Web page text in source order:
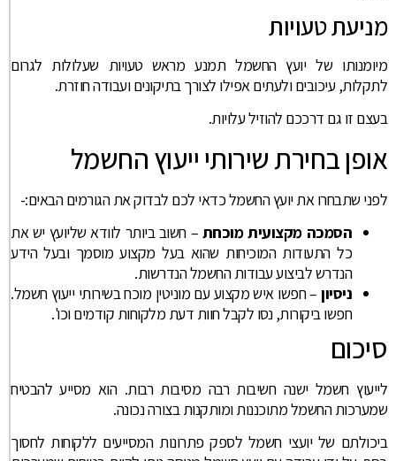
מניעת טעויות
מיומנותו של יועץ החשמל תמנע מראש טעויות שעלולות לגרום
לתקלות, עיכובים ולעתים אפילו לצורך בתיקונים ועבודה חוזרת.
בעצם זו גם דרככם להוזיל עלויות.
אופן בחירת שירותי ייעוץ החשמל
לפני שתבחרו את יועץ החשמל כדאי לכם לבדוק את הגורמים הבאים:-
הסמכה מקצועית מוכחת – חשוב ביותר לוודא שליועץ יש את
כל התעודות המוכיחות שהוא בעל מקצוע מוסמך ובעל הידע
הנדרש לביצוע עבודות החשמל הנדרשות.
ניסיון – חפשו איש מקצוע עם מוניטין מוכח בשירותי ייעוץ חשמל.
חפשו ביקורות, נסו לקבל חוות דעת מלקוחות קודמים וכו'.
סיכום
לייעוץ חשמל ישנה חשיבות רבה מסיבות רבות. הוא מסייע להבטיח
שמערכות החשמל מתוכננות ומותקנות בצורה נכונה.
ביכולתם של יועצי חשמל לספק פתרונות המסייעים ללקוחות לחסוך